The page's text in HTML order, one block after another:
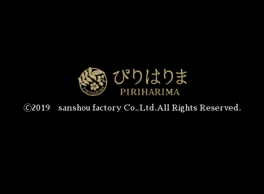
🄫2019 sanshou factory Co.,Ltd.All Rights Reserved.